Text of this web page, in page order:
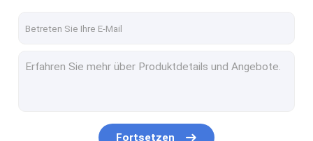
Leere Glasampullen
Fortsetzen